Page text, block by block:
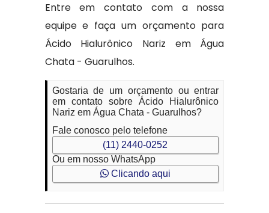
Entre em contato com a nossa
equipe e faça um orçamento para
Ácido Hialurônico Nariz em Água
Chata - Guarulhos.
Gostaria de um orçamento ou entrar
em contato sobre Ácido Hialurônico
Nariz em Água Chata - Guarulhos?
Fale conosco pelo telefone
(11) 2440-0252
Ou em nosso WhatsApp
Clicando aqui